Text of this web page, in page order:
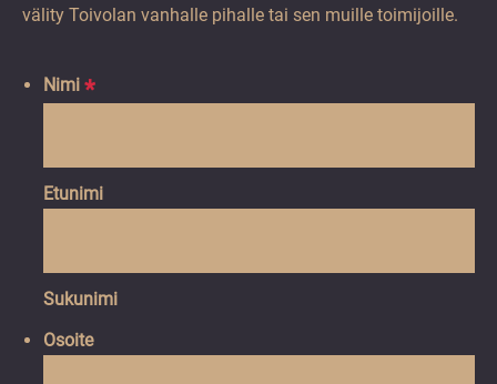
välity Toivolan vanhalle pihalle tai sen muille toimijoille.
Hidden
Hidden
Hidden
Hidden
Nimi *
Etunimi
Sukunimi
Osoite